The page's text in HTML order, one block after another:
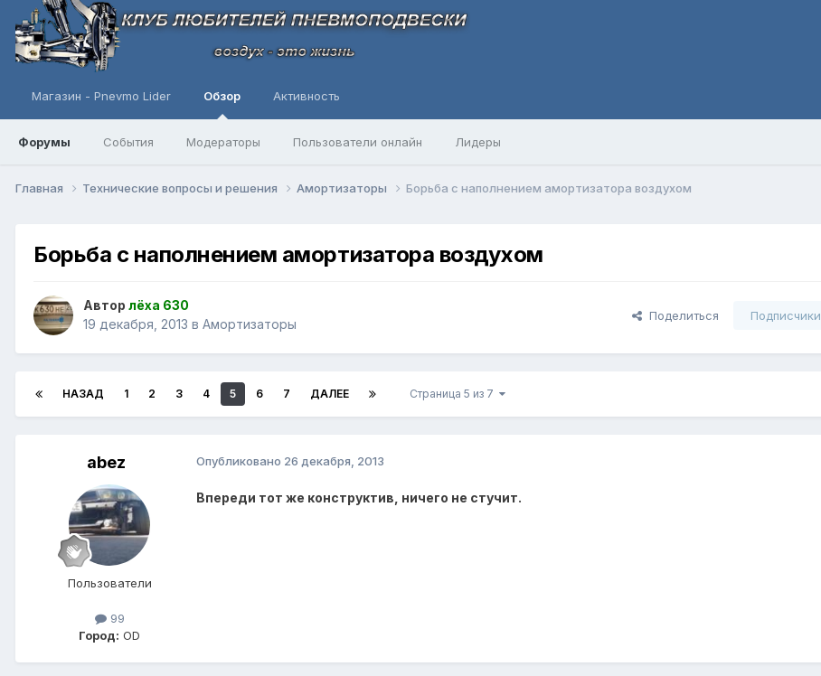
Магазин - Pnevmo Lider Обзор
Форумы События Модераторы Пользователи онлайн Лидеры
Активность
Главная Технические вопросы и решения Амортизаторы Борьба с наполнением амортизатора воздухом
Борьба с наполнением амортизатора воздухом
Автор лёха 630
19 декабря, 2013 в Амортизаторы
Поделиться Подписчики
НАЗАД 1 2 3 4 5 6 7 ДАЛЕЕ Страница 5 из 7
abez
Пользователи
99
Город: OD
Опубликовано 26 декабря, 2013
Впереди тот же конструктив, ничего не стучит.